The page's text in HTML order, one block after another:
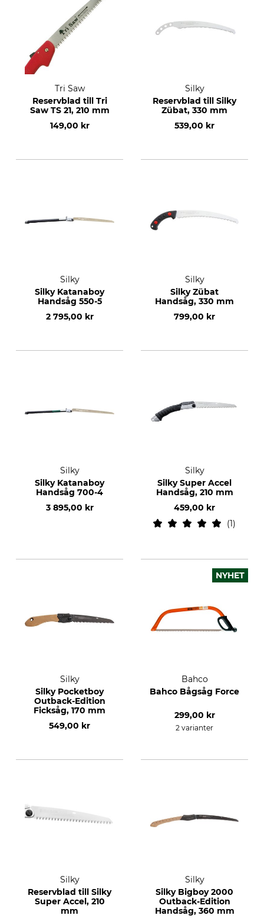
Tri Saw
Reservblad till Tri
Saw TS 21, 210 mm
149,00 kr
Silky
Reservblad till Silky
Zübat, 330 mm
539,00 kr
Silky
Silky Katanaboy
Handsåg 550-5
2 795,00 kr
Silky
Silky Zübat
Handsåg, 330 mm
799,00 kr
Silky
Silky Katanaboy
Handsåg 700-4
3 895,00 kr
Silky
Silky Super Accel
Handsåg, 210 mm
459,00 kr
1
Silky
Silky Pocketboy
Outback-Edition
Ficksåg, 170 mm
549,00 kr
NYHET
Bahco
Bahco Bågsåg Force
299,00 kr
2 varianter
Silky
Reservblad till Silky
Super Accel, 210
mm
Silky
Silky Bigboy 2000
Outback-Edition
Handsåg, 360 mm